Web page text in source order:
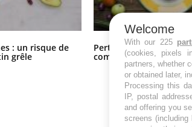
: un risque de
grêle
Perte de poids post-
comment s’alimenter ?
Welcome
With our 225
(cookies, pixels
partners, whether
or obtained later,
Processing this
IP, postal
and offering you
screens